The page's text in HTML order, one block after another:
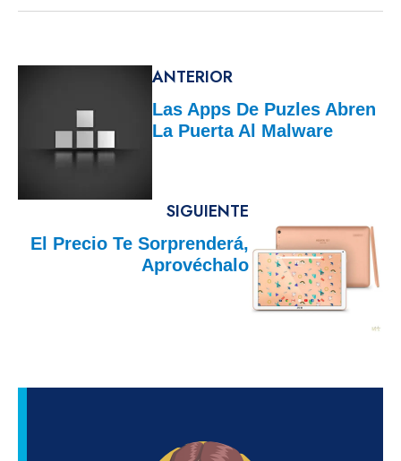
ANTERIOR
Las Apps De Puzles Abren
La Puerta Al Malware
SIGUIENTE
El Precio Te Sorprenderá,
Aprovéchalo